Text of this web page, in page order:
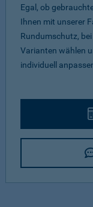
Egal, ob
Ihnen mit unserer
Rundumschutz,
Varianten wählen
individuell